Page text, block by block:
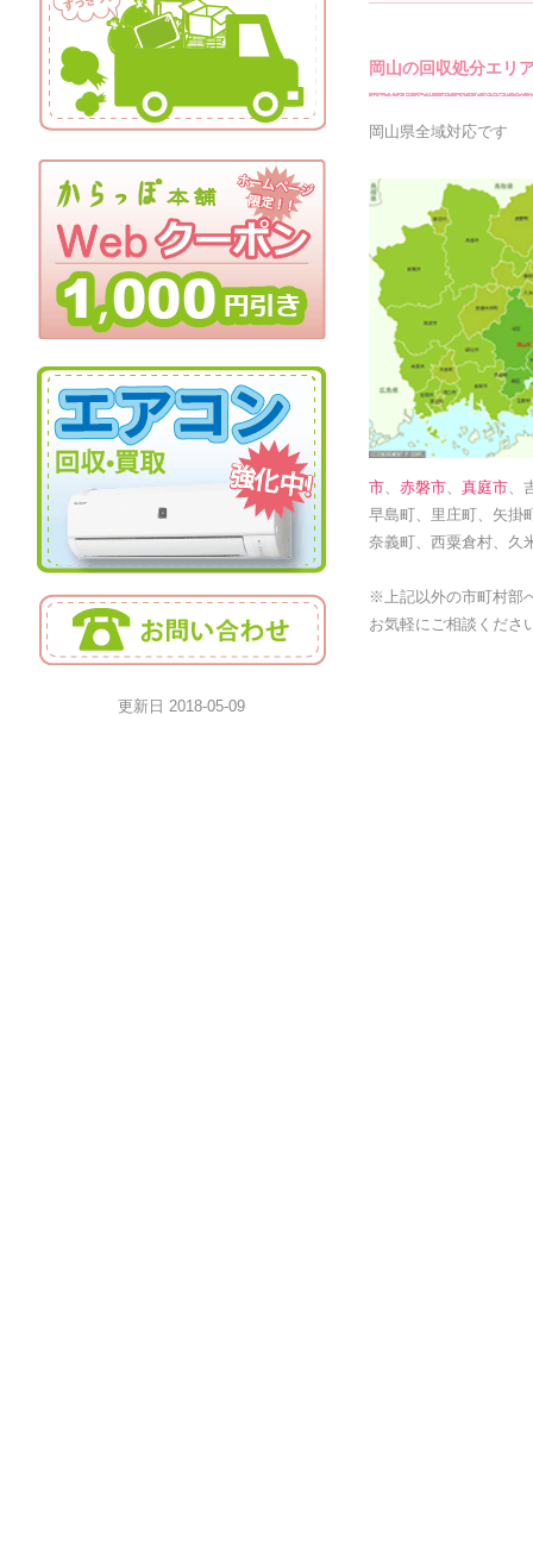
岡山の回収処分エリ
岡山県全域対応です
市、 赤磐市、 真庭市、
早島町、里庄町、矢掛
奈義町、西粟倉村、久
※上記以外の市町村部
お気軽にご相談くださ
更新日2018-05-09